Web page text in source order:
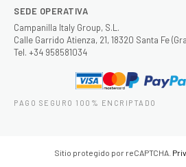
SEDE OPERATIVA
Campanilla Italy Group, S.L.
Calle Garrido Atienza, 21, 18320 Santa Fe
Tel. +34 958581034
PAGO SEGURO 100% ENCRIPTADO
Sitio protegido por reCAPTCHA.